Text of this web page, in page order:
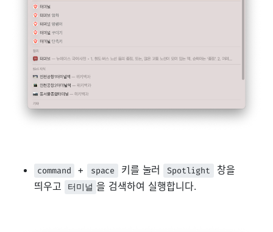
command + space 키를 눌러 Spotlight
창을
띄우고
터미널 을 검색하여 실행합니다.